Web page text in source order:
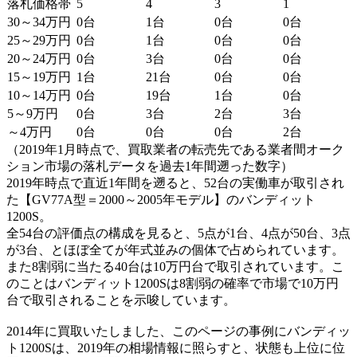
落札価格帯 5
4
3
1
30～34万円 0台 1台 0台
0台
25～29万円 0台 1台 0台
0台
20～24万円 0台 3台 0台
0台
15～19万円
1台 21台 0台
0台
10～14万円 0台 19台 1台
0台
5～9万円
0台 3台 2台
3台
～4万円
0台 0台 0台
2台
（2019年1月時点で、買取業者の転売先である業者間オーク
ション市場の落札データを過去1年間遡った数字）
2019年時点で直近1年間を遡ると、52台の実働車が取引され
た【GV77A型＝2000～2005年モデル】のバンディット
1200S。
全54台の評価点の構成を見ると、5点が1台、4点が50台、3点
が3台、とほぼ全てが年式並みの個体で占められています。
また8割弱に当たる40台は10万円台で取引されています。こ
のことはバンディット1200Sは8割弱の確率で市場で10万円
台で取引されることを示唆しています。
2014年に買取いたしました、このページの事例にバンディッ
ト1200Sは、2019年の相場情報に照らすと、状態も上位に位